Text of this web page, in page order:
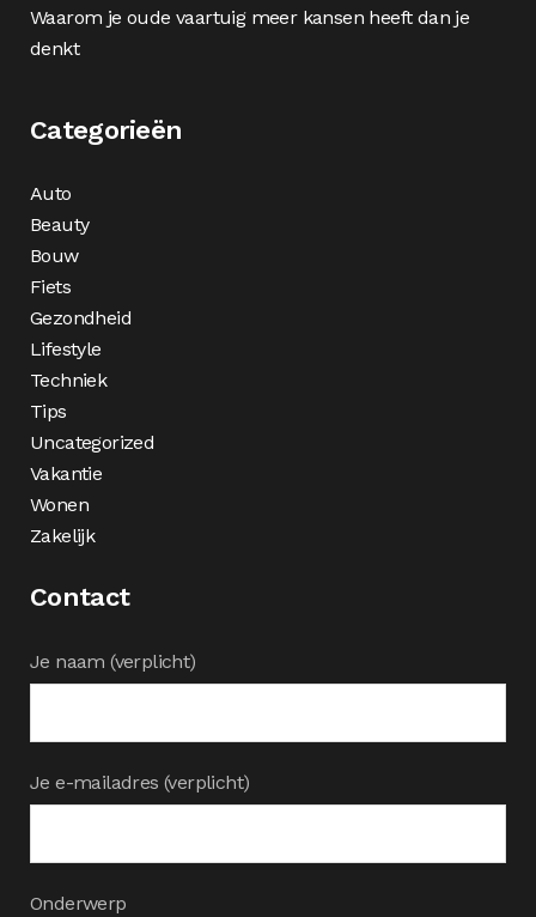
Waarom je oude vaartuig meer kansen heeft dan je
denkt
Categorieën
Auto
Beauty
Bouw
Fiets
Gezondheid
Lifestyle
Techniek
Tips
Uncategorized
Vakantie
Wonen
Zakelijk
Contact
Je naam (verplicht)
Je e-mailadres (verplicht)
Onderwerp